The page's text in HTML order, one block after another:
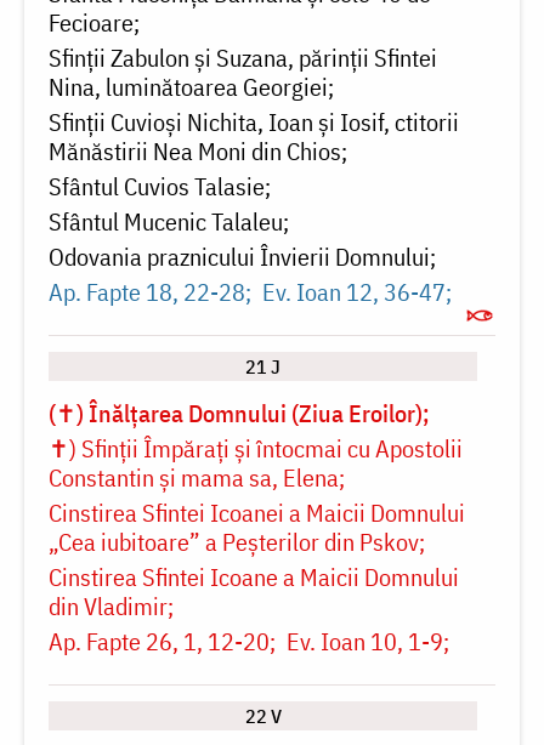
Fecioare
Sfinții Zabulon și Suzana, părinții Sfintei
Nina, luminătoarea Georgiei
Sfinții Cuvioși Nichita, Ioan și Iosif, ctitorii
Mănăstirii Nea Moni din Chios
Sfântul Cuvios Talasie
Sfântul Mucenic Talaleu
Odovania praznicului Învierii Domnului
Ap. Fapte 18, 22-28 Ev. Ioan 12, 36-47
21 J
(✝) Înălțarea Domnului (Ziua Eroilor)
✝) Sfinții Împărați și întocmai cu Apostolii
Constantin și mama sa, Elena
Cinstirea Sfintei Icoanei a Maicii Domnului
„Cea iubitoare” a Peșterilor din Pskov
Cinstirea Sfintei Icoane a Maicii Domnului
din Vladimir
Ap. Fapte 26, 1, 12-20 Ev. Ioan 10, 1-9
22 V